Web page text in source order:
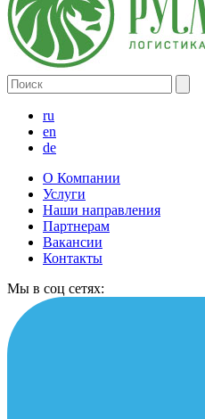
ru
en
de
О Компании
Услуги
Наши направления
Партнерам
Вакансии
Контакты
Мы в соц сетях: